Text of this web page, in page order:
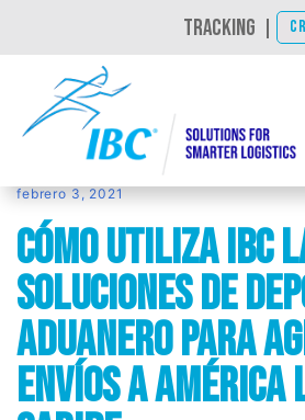
TRACKING
febrero 3, 2021
Cómo utiliza IBC
soluciones de
aduanero para
envíos a